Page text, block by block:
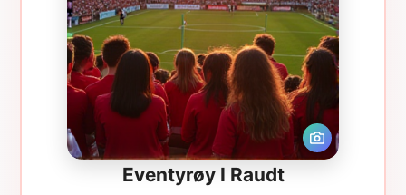
Eventyrøy I Raudt